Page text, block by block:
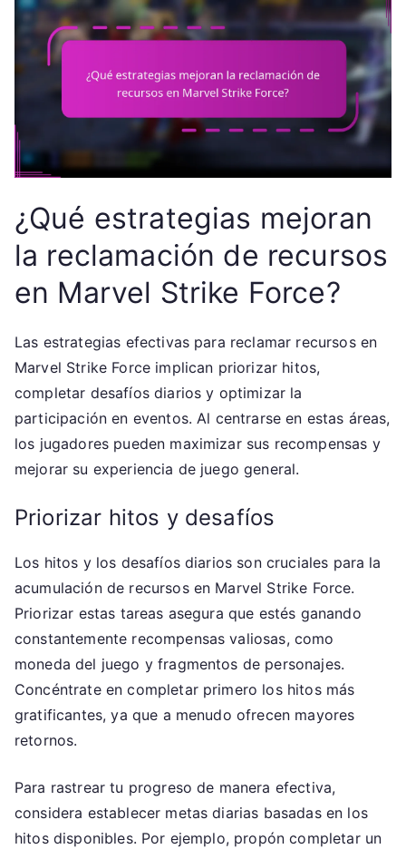
¿Qué estrategias mejoran
la reclamación de recursos
en Marvel Strike Force?
Las estrategias efectivas para reclamar recursos en
Marvel Strike Force implican priorizar hitos,
completar desafíos diarios y optimizar la
participación en eventos. Al centrarse en estas áreas,
los jugadores pueden maximizar sus recompensas y
mejorar su experiencia de juego general.
Priorizar hitos y desafíos
Los hitos y los desafíos diarios son cruciales para la
acumulación de recursos en Marvel Strike Force.
Priorizar estas tareas asegura que estés ganando
constantemente recompensas valiosas, como
moneda del juego y fragmentos de personajes.
Concéntrate en completar primero los hitos más
gratificantes, ya que a menudo ofrecen mayores
retornos.
Para rastrear tu progreso de manera efectiva,
considera establecer metas diarias basadas en los
hitos disponibles. Por ejemplo, propón completar un